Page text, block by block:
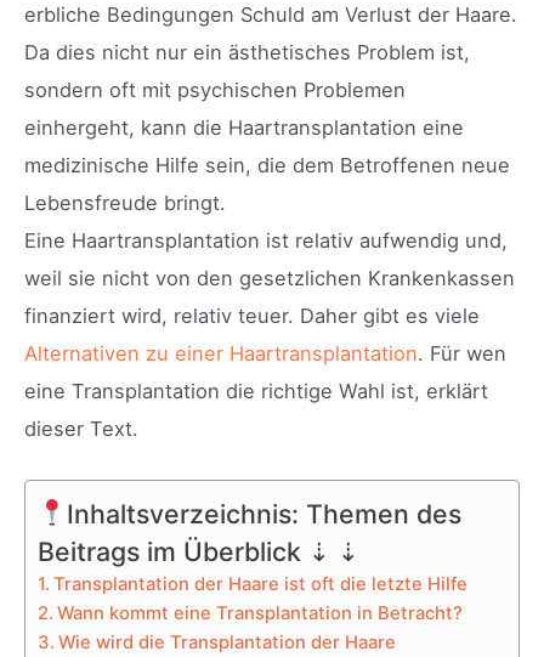
erbliche Bedingungen Schuld am Verlust der Haare.
Da dies nicht nur ein ästhetisches Problem ist,
sondern oft mit psychischen Problemen
einhergeht, kann die Haartransplantation eine
medizinische Hilfe sein, die dem Betroffenen neue
Lebensfreude bringt.
Eine Haartransplantation ist relativ aufwendig und,
weil sie nicht von den gesetzlichen Krankenkassen
finanziert wird, relativ teuer. Daher gibt es viele
Alternativen zu einer Haartransplantation. Für wen
eine Transplantation die richtige Wahl ist, erklärt
dieser Text.
Inhaltsverzeichnis: Themen des
Beitrags im Überblick ⇣ ⇣
Transplantation der Haare ist oft die letzte Hilfe
Wann kommt eine Transplantation in Betracht?
Wie wird die Transplantation der Haare